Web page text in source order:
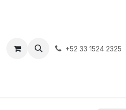
Contáctenos+52 33 1524 2325